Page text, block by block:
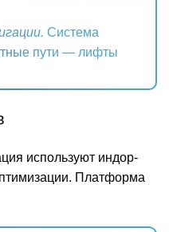
Система
пути — лифты
используют индор-
Платформа